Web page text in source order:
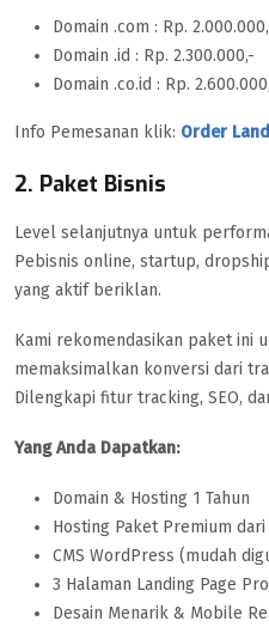
Domain .com : Rp.
Domain .id : Rp. 2.300.000,-
Domain .co.id : Rp.
Info Pemesanan klik: Order
2. Paket Bisnis
Level selanjutnya untuk
Pebisnis online, startup,
yang aktif beriklan.
Kami rekomendasikan paket ini
memaksimalkan konversi dari
Dilengkapi fitur tracking, SEO,
Yang Anda Dapatkan:
Domain & Hosting 1 Tahun
Hosting Paket Premium
CMS WordPress (mudah
3 Halaman Landing Page
Desain Menarik & Mobile